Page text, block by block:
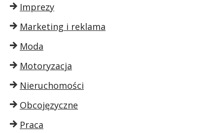
Imprezy
Marketing i reklama
Moda
Motoryzacja
Nieruchomości
Obcojęzyczne
Praca